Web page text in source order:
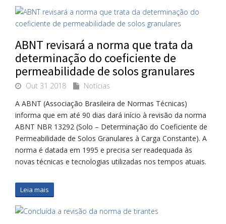
ABNT revisará a norma que trata da
determinação do coeficiente de
permeabilidade de solos granulares
Out 31 2018
Notícias
A ABNT (Associação Brasileira de Normas Técnicas)
informa que em até 90 dias dará início à revisão da norma
ABNT NBR 13292 (Solo – Determinação do Coeficiente de
Permeabilidade de Solos Granulares à Carga Constante). A
norma é datada em 1995 e precisa ser readequada às
novas técnicas e tecnologias utilizadas nos tempos atuais.
Leia mais